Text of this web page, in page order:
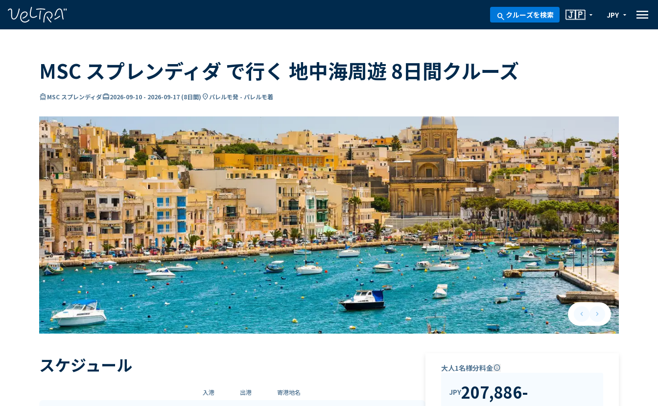
search クルーズを検索 arrow_drop_down
🇯🇵 arrow_drop_down
JPY menu
MSC スプレンディダ で行く 地中海周遊 8日間クルーズ
directions_boatMSC スプレンディダcard_travel2026-09-10 - 2026-09-17 (8日間) location_onパレルモ発 - パレルモ着
keyboard_arrow_leftPrevious slide
keyboard_arrow_rightNext slide
スケジュール
入港 出港 寄港地名
大人1名様分料金info
JPY207,886-